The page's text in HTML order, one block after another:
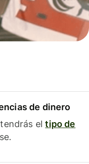
de dinero
eltipo de